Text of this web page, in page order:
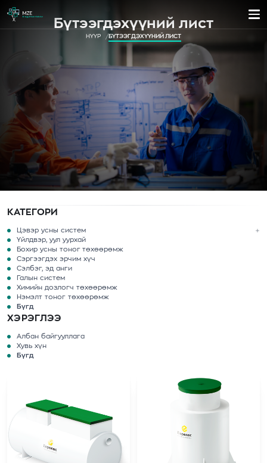
Бүтээгдэхүүний лист
НҮҮР БҮТЭЭГДЭХҮҮНИЙ ЛИСТ
КАТЕГОРИ
Цэвэр усны систем
Үйлдвэр, уул уурхай
Бохир усны тоног төхөөрөмж
Сэргээгдэх эрчим хүч
Сэлбэг, эд анги
Галын систем
Химийн дозлогч төхөөрөмж
Нэмэлт тоног төхөөрөмж
Бүгд
ХЭРЭГЛЭЭ
Албан байгууллага
Хувь хүн
Бүгд